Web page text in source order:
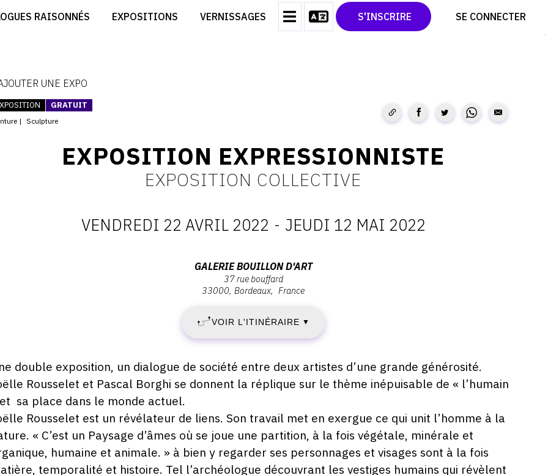
RAISONNÉS EXPOSITIONS VERNISSAGES S'INSCRIRE SE CONNECTER
CRÉER SON CATALOGUE D'EXPO
CONTACT
CGU
TWITTER
PINTEREST
UNE EXPO
GRATUIT
Sculpture
EXPOSITION EXPRESSIONNISTE
EXPOSITION COLLECTIVE
:
VENDREDI
22
AVRIL
2022
-
JEUDI
VENDREDI 22 AVRIL 2022 - JEUDI 12 MAI 2022
rue
Bouffard,
33000
Bordeaux
GALERIE BOUILLON D'ART
37 rue bouffard
33000 Bordeaux France
VOIR L'ITINÉRAIRE ▼
double exposition, un dialogue de société entre deux artistes d’une grande générosité.
Rousselet et Pascal Borghi se donnent la réplique sur le thème inépuisable de « l’humain
sa place dans le monde actuel.
Rousselet est un révélateur de liens. Son travail met en exergue ce qui unit l’homme à la
« C’est un Paysage d’âmes où se joue une partition, à la fois végétale, minérale et
humaine et animale. » à bien y regarder ses personnages et visages sont à la fois
temporalité et histoire. Tel l’archéologue découvrant les vestiges humains qui révèlent